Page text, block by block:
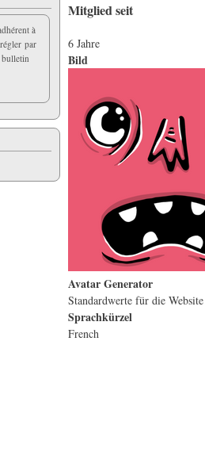
Mitglied seit
6 Jahre
Bild
Avatar Generator
Standardwerte für die Website
Sprachkürzel
French
à
par